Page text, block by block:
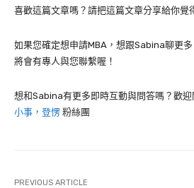
喜歡這篇文章嗎？請把這篇文章分享給你覺
如果您確定想申請MBA，想跟Sabina聊更
將會有專人與您聯繫喔！
想和Sabina有更多即時互動與問答嗎？歡迎
小事，登愣 粉絲團
PREVIOUS ARTICLE